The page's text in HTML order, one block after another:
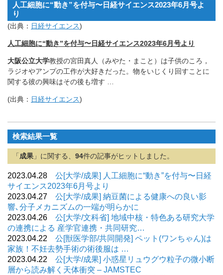
人工細胞に“動き”を付与〜日経サイエンス2023年6月号よ
り
(出典： 日経サイエンス)
人工細胞に“動き”を付与〜日経サイエンス2023年6月号より
大阪公立大学教授の宮田真人（みやた・まこと）は子供のころ，
ラジオやアンプの工作が大好きだった。物をいじくり回すことに
関する彼の興味はその後も増す …
(出典： 日経サイエンス)
検索結果一覧
「 成果 」に関する、 94件の記事がヒットしました。
2023.04.28 公[大学/成果] 人工細胞に“動き”を付与〜日経
サイエンス2023年6月号より
2023.04.27 公[大学/成果] 納豆菌による健康への良い影
響､分子メカニズムの一端が明らかに
2023.04.26 公[大学/文科省] 地域中核・特色ある研究大学
の連携による 産学官連携・共同研究…
2023.04.22 公[獣医学部/共同開発] ペット(ワンちゃん)は
家族！不妊去勢手術の術後服は …
2023.04.22 公[大学/成果] 小惑星リュウグウ粒子の微小断
層から読み解く天体衝突 – JAMSTEC